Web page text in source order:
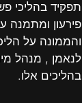
תפקיד בהליכי
פירעון ומתמנה
והממונה על
לנאמן , מנהל
בהליכים אלו.